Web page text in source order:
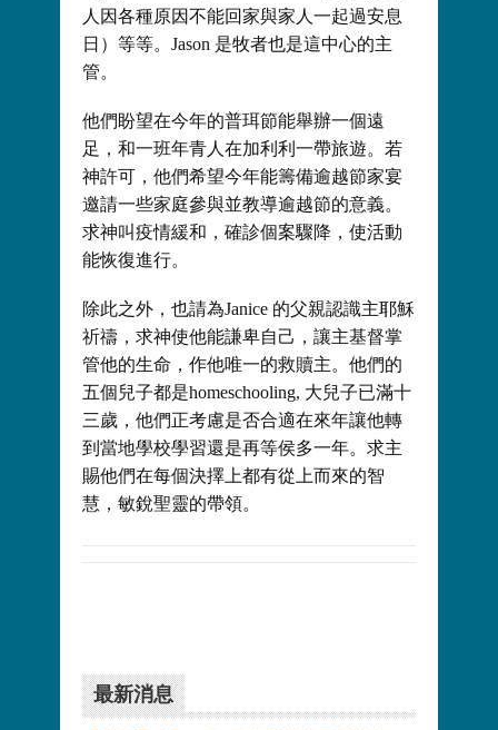
人因各種原因不能回家與家人一起過安息
日）等等。Jason 是牧者也是這中心的主
管。
他們盼望在今年的普珥節能舉辦一個遠
足，和一班年青人在加利利一帶旅遊。若
神許可，他們希望今年能籌備逾越節家宴
邀請一些家庭參與並教導逾越節的意義。
求神叫疫情緩和，確診個案驟降，使活動
能恢復進行。
除此之外，也請為Janice 的父親認識主耶穌
祈禱，求神使他能謙卑自己，讓主基督掌
管他的生命，作他唯一的救贖主。他們的
五個兒子都是homeschooling, 大兒子已滿十
三歲，他們正考慮是否合適在來年讓他轉
到當地學校學習還是再等侯多一年。求主
賜他們在每個決擇上都有從上而來的智
慧，敏銳聖靈的帶領。
最新消息